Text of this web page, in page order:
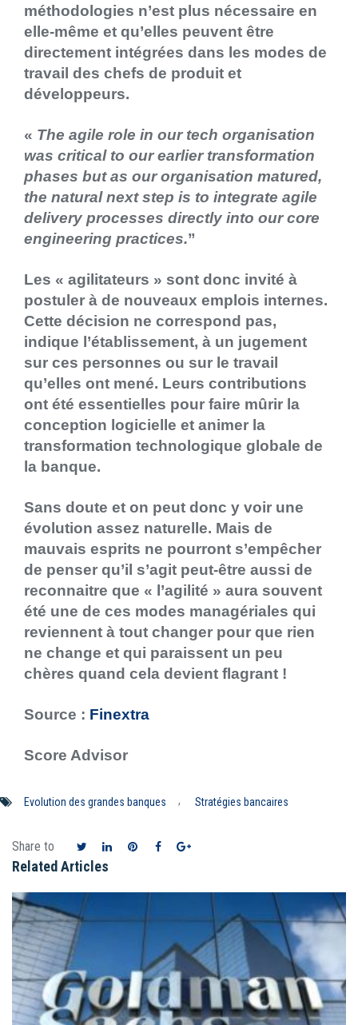
méthodologies n’est plus nécessaire en
elle-même et qu’elles peuvent être
directement intégrées dans les modes de
travail des chefs de produit et
développeurs.
« The agile role in our tech organisation
was critical to our earlier transformation
phases but as our organisation matured,
the natural next step is to integrate agile
delivery processes directly into our core
engineering practices.”
Les « agilitateurs » sont donc invité à
postuler à de nouveaux emplois internes.
Cette décision ne correspond pas,
indique l’établissement, à un jugement
sur ces personnes ou sur le travail
qu’elles ont mené. Leurs contributions
ont été essentielles pour faire mûrir la
conception logicielle et animer la
transformation technologique globale de
la banque.
Sans doute et on peut donc y voir une
évolution assez naturelle. Mais de
mauvais esprits ne pourront s’empêcher
de penser qu’il s’agit peut-être aussi de
reconnaitre que « l’agilité » aura souvent
été une de ces modes managériales qui
reviennent à tout changer pour que rien
ne change et qui paraissent un peu
chères quand cela devient flagrant !
Source : Finextra
Score Advisor
Evolution des grandes banques , Stratégies bancaires
Share to
Related Articles